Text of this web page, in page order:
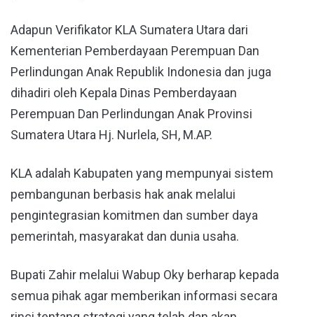
Adapun Verifikator KLA Sumatera Utara dari
Kementerian Pemberdayaan Perempuan Dan
Perlindungan Anak Republik Indonesia dan juga
dihadiri oleh Kepala Dinas Pemberdayaan
Perempuan Dan Perlindungan Anak Provinsi
Sumatera Utara Hj. Nurlela, SH, M.AP.
KLA adalah Kabupaten yang mempunyai sistem
pembangunan berbasis hak anak melalui
pengintegrasian komitmen dan sumber daya
pemerintah, masyarakat dan dunia usaha.
Bupati Zahir melalui Wabup Oky berharap kepada
semua pihak agar memberikan informasi secara